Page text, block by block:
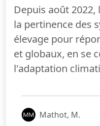
Depuis août
la pertinence des
élevage pour
et globaux, en se
l'adaptation
Mathot, M.